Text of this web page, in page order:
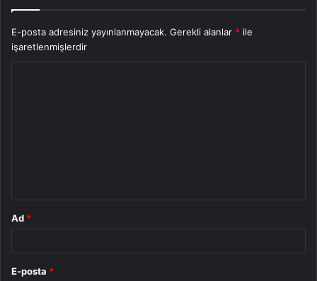
E-posta adresiniz yayınlanmayacak. Gerekli alanlar * ile
işaretlenmişlerdir
Ad *
E-posta *